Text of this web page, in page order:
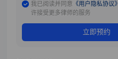
我已阅读并同意 《用户隐私协议》
许接受更多律师的服务
立即预约